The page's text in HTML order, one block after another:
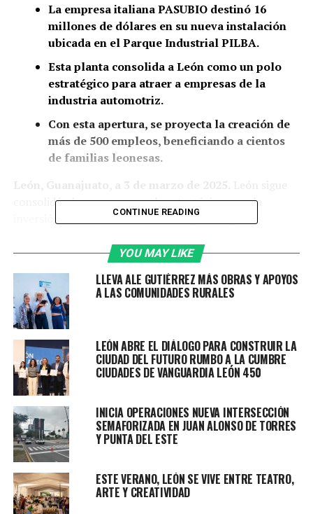
La empresa italiana PASUBIO destinó 16
millones de dólares en su nueva instalación
ubicada en el Parque Industrial PILBA.
Esta planta consolida a León como un polo
estratégico para atraer a empresas de la
industria automotriz.
Con esta apertura, se proyecta la creación de
más de 500 empleos, beneficiando a cientos
de familias leonesas.
León, Guanajuato, a 3 de marzo de 2025. León sigue
consolidándose como un polo estratégico para la
inversión extranjera, atrayendo empresas que
crecimiento y desarrollo.
Muestra de ello es la inauguración de la Planta PASUBIO
México, empresa italiana líder en la producción de cuero
premium para la industria automotriz, a la que asistió
como invitada de honor la presidenta municipal, Ale
Gutiérrez.
Con una inversión superior a los 16 millones de dólares,
la nueva instalación ubicada en el Parque Industrial
PILBA generará un impacto positivo en la economía
local, con la creación de más de 500 empleos,
beneficiando a cientos de familias leonesas; además
convertirá al municipio en un “hub” de innovación y
producción de materiales de alta calidad para este
sector.
CONTINUE READING
YOU MAY LIKE
LLEVA ALE GUTIÉRREZ MÁS OBRAS Y APOYOS
A LAS COMUNIDADES RURALES
LEÓN ABRE EL DIÁLOGO PARA CONSTRUIR LA
CIUDAD DEL FUTURO RUMBO A LA CUMBRE
CIUDADES DE VANGUARDIA LEÓN 450
INICIA OPERACIONES NUEVA INTERSECCIÓN
SEMAFORIZADA EN JUAN ALONSO DE TORRES
Y PUNTA DEL ESTE
ESTE VERANO, LEÓN SE VIVE ENTRE TEATRO,
ARTE Y CREATIVIDAD